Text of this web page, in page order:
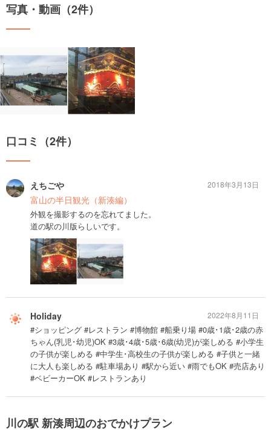
写真・動画（2件）
口コミ（2件）
えちごや
富山の半日観光（新湊編）
外観を撮影するのを忘れてました。
道の駅の川版らしいです。
2018年3月13日
Holiday
#ショッピング #レストラン #博物館 #船乗り場 #0歳･1歳･2歳の赤
ちゃん(乳児･幼児)OK #3歳･4歳･5歳･6歳(幼児)が楽しめる #小学生
の子供が楽しめる #中学生･高校生の子供が楽しめる #子供と一緒
に大人も楽しめる #駐車場あり #駅から近い #雨でもOK #売店あり
#ベビーカーOK #レストランあり
2022年8月11日
川の駅 新湊周辺のおでかけプラン